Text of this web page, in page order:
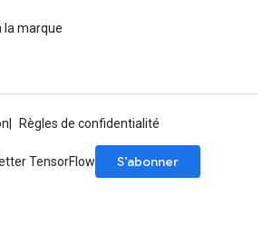
la marque
Règles de confidentialité
TensorFlow
S’abonner